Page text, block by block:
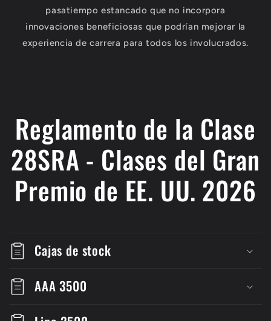
pasatiempo estancado que no incorpora
innovaciones beneficiosas que podrían mejorar la
experiencia de carrera para todos los involucrados.
Reglamento de la Clase
28SRA - Clases del Gran
Premio de EE. UU. 2026
Cajas de stock
AAA 3500